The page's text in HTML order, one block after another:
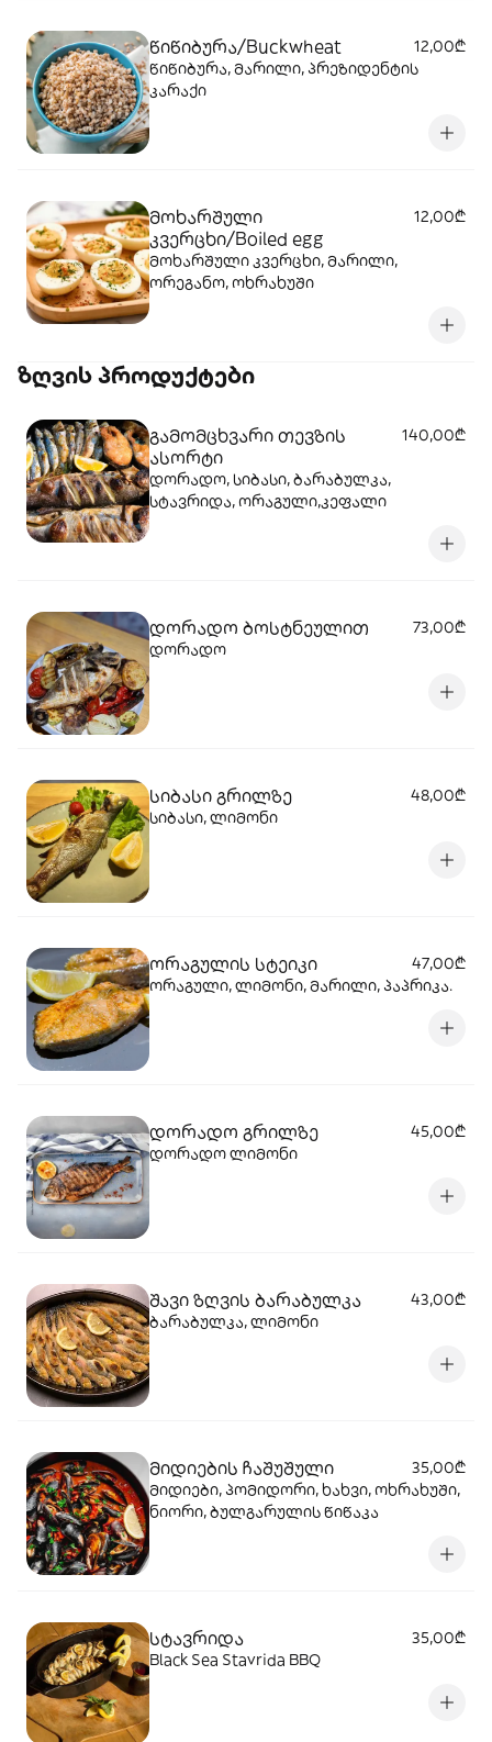
წიწიბურა/Buckwheat
12,00₾
წიწიბურა, მარილი, პრეზიდენტის
კარაქი
მოხარშული
კვერცხი/Boiled egg
12,00₾
მოხარშული კვერცხი, მარილი,
ორეგანო, ოხრახუში
ზღვის პროდუქტები
გამომცხვარი თევზის
ასორტი
140,00₾
დორადო, სიბასი, ბარაბულკა,
სტავრიდა, ორაგული,კეფალი
დორადო ბოსტნეულით
73,00₾
დორადო
სიბასი გრილზე
48,00₾
სიბასი, ლიმონი
ორაგულის სტეიკი
47,00₾
ორაგული, ლიმონი, მარილი, პაპრიკა.
დორადო გრილზე
45,00₾
დორადო ლიმონი
შავი ზღვის ბარაბულკა
43,00₾
ბარაბულკა, ლიმონი
მიდიების ჩაშუშული
35,00₾
მიდიები, პომიდორი, ხახვი, ოხრახუში,
ნიორი, ბულგარულის წიწაკა
სტავრიდა
35,00₾
Black Sea Stavrida BBQ